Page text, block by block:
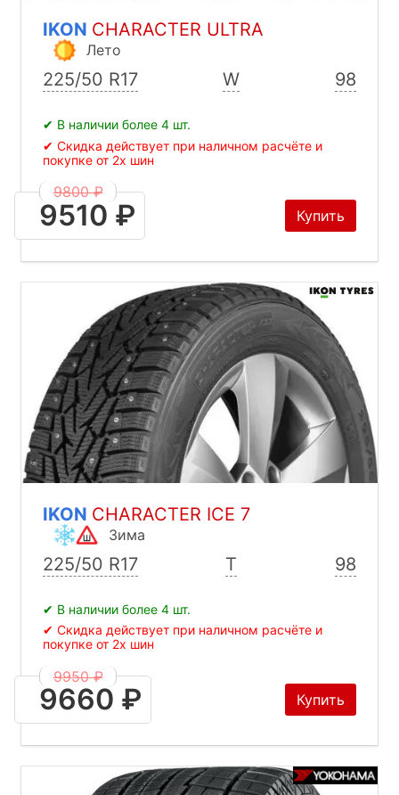
IKON CHARACTER ULTRA
Лето
225/50 R17 W 98
✔ В наличии более 4 шт.
✔ Скидка действует при наличном расчёте и
покупке от 2х шин
9800 ₽
9510 ₽ Купить
IKON CHARACTER ICE 7
Зима
225/50 R17 T 98
✔ В наличии более 4 шт.
✔ Скидка действует при наличном расчёте и
покупке от 2х шин
9950 ₽
9660 ₽ Купить